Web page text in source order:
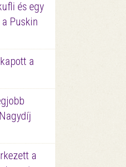
és egy
Puskin
a
a